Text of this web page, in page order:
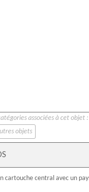
associées à cet objet :
objets
cartouche central avec un